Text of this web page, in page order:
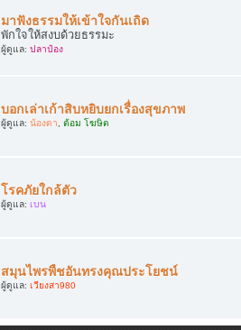
มาฟังธรรมให้เข้าใจกันเถิด
พักใจให้สงบด้วยธรรมะ
ผู้ดูแล: ปลาป๋อง
บอกเล่าเก้าสิบหยิบยกเรื่องสุขภาพ
ผู้ดูแล: น้องดา, ต้อม โฆษิต
โรคภัยใกล้ตัว
ผู้ดูแล: เบน
สมุนไพรพืชอันทรงคุณประโยชน์
ผู้ดูแล: เวียงสา980